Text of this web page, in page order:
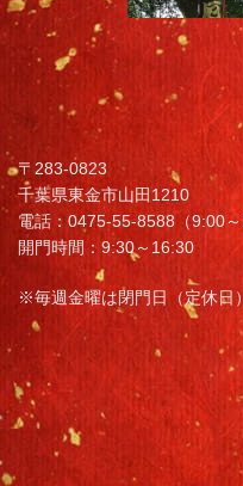
〒283-0823
千葉県東金市山田1210
電話：0475-55-8588（9:00～
開門時間：9:30～16:30
※毎週金曜は閉門日（定休日）